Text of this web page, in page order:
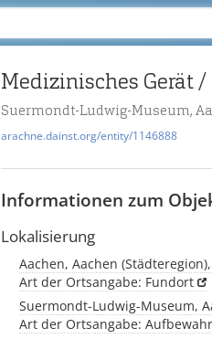
Medizinisches Gerät
Suermondt-Ludwig-Museum,
arachne.dainst.org/entity/1146888
Informationen zum
Lokalisierung
Aachen, Aachen
Art der Ortsangabe: Fundort
Suermondt-Ludwig-Museum,
Art der Ortsangabe: